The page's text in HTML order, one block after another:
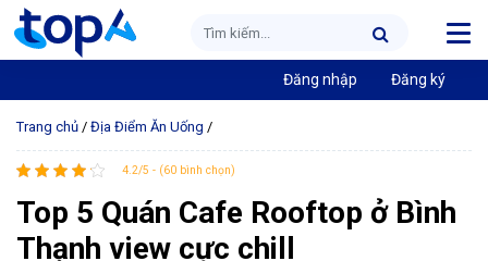
Đăng nhập Đăng ký
Trang chủ / Địa Điểm Ăn Uống /
4.2/5 - (60 bình chọn)
Top 5 Quán Cafe Rooftop ở Bình
Thạnh view cực chill